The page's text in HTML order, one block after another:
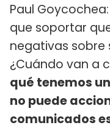
Paul
que soportar
negativas sobre
¿Cuándo van a
qué tenemos
no puede
comunicados